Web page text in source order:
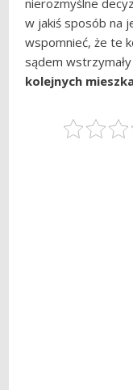
nierozmyślne
w jakiś sposób na
wspomnieć, że te
sądem
kolejnych